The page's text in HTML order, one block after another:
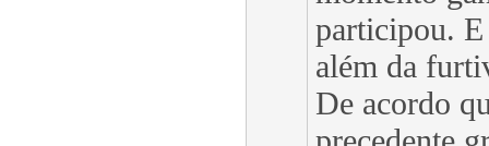
participou. E
além da
De acordo